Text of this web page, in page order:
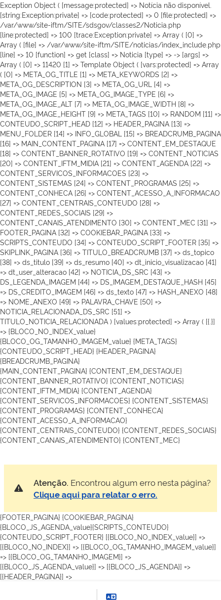
Exception Object ( [message:protected] => Notícia não disponível.
[string:Exception:private] => [code:protected] => 0 [file:protected] =>
/var/www/site-iftm/SITE/sdsgov/classes2/Noticia.php
[line:protected] => 100 [trace:Exception:private] => Array ( [0] =>
Array ( [file] => /var/www/site-iftm/SITE/noticias/index_include.php
[line] => 10 [function] => get [class] => Noticia [type] => -> [args] =>
Array ( [0] => 11420 [1] => Template Object ( [vars:protected] => Array
( [0] => META_OG_TITLE [1] => META_KEYWORDS [2] =>
META_OG_DESCRIPTION [3] => META_OG_URL [4] =>
META_OG_IMAGE [5] => META_OG_IMAGE_TYPE [6] =>
META_OG_IMAGE_ALT [7] => META_OG_IMAGE_WIDTH [8] =>
META_OG_IMAGE_HEIGHT [9] => META_TAGS [10] => RANDOM [11] =>
CONTEUDO_SCRIPT_HEAD [12] => HEADER_PAGINA [13] =>
MENU_FOLDER [14] => INFO_GLOBAL [15] => BREADCRUMB_PAGINA
[16] => MAIN_CONTENT_PAGINA [17] => CONTENT_EM_DESTAQUE
[18] => CONTENT_BANNER_ROTATIVO [19] => CONTENT_NOTICIAS
[20] => CONTENT_IFTM_MIDIA [21] => CONTENT_AGENDA [22] =>
CONTENT_SERVICOS_INFORMACOES [23] =>
CONTENT_SISTEMAS [24] => CONTENT_PROGRAMAS [25] =>
CONTENT_CONHECA [26] => CONTENT_ACESSO_A_INFORMACAO
[27] => CONTENT_CENTRAIS_CONTEUDO [28] =>
CONTENT_REDES_SOCIAIS [29] =>
CONTENT_CANAIS_ATENDIMENTO [30] => CONTENT_MEC [31] =>
FOOTER_PAGINA [32] => COOKIEBAR_PAGINA [33] =>
SCRIPTS_CONTEUDO [34] => CONTEUDO_SCRIPT_FOOTER [35] =>
SKIPLINK_PAGINA [36] => TITULO_BREADCRUMB [37] => ds_topico
[38] => ds_titulo [39] => ds_resumo [40] => dt_inicio_visualizacao [41]
=> dt_user_alteracao [42] => NOTICIA_DS_SRC [43] =>
DS_LEGENDA_IMAGEM [44] => DS_IMAGEM_DESTAQUE_HASH [45]
=> DS_CREDITO_IMAGEM [46] => ds_texto [47] => HASH_ANEXO [48]
=> NOME_ANEXO [49] => PALAVRA_CHAVE [50] =>
NOTICIA_RELACIONADA_DS_SRC [51] =>
TITULO_NOTICIA_RELACIONADA ) [values:protected] => Array ( [{.}]
=> {BLOCO_NO_INDEX_value}
{BLOCO_OG_TAMANHO_IMAGEM_value} {META_TAGS}
{CONTEUDO_SCRIPT_HEAD} {HEADER_PAGINA}
{BREADCRUMB_PAGINA}
{MAIN_CONTENT_PAGINA} {CONTENT_EM_DESTAQUE}
{CONTENT_BANNER_ROTATIVO} {CONTENT_NOTICIAS}
{CONTENT_IFTM_MIDIA} {CONTENT_AGENDA}
{CONTENT_SERVICOS_INFORMACOES} {CONTENT_SISTEMAS}
{CONTENT_PROGRAMAS} {CONTENT_CONHECA}
{CONTENT_ACESSO_A_INFORMACAO}
{CONTENT_CENTRAIS_CONTEUDO} {CONTENT_REDES_SOCIAIS}
{CONTENT_CANAIS_ATENDIMENTO} {CONTENT_MEC}
Atenção. Encontrou algum erro nesta página?
Clique aqui para relatar o erro.
{FOOTER_PAGINA} {COOKIEBAR_PAGINA}
{BLOCO_JS_AGENDA_value}{SCRIPTS_CONTEUDO}
{CONTEUDO_SCRIPT_FOOTER} [{BLOCO_NO_INDEX_value}] =>
[{BLOCO_NO_INDEX}] => [{BLOCO_OG_TAMANHO_IMAGEM_value}]
=> [{BLOCO_OG_TAMANHO_IMAGEM}] =>
[{BLOCO_JS_AGENDA_value}] => [{BLOCO_JS_AGENDA}] =>
[{HEADER_PAGINA}] =>